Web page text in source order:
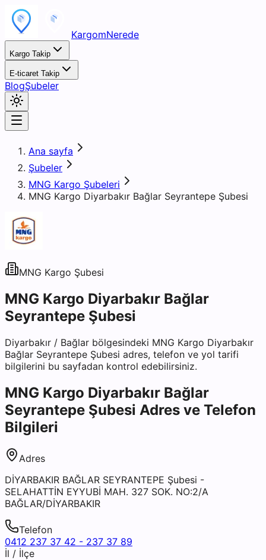
KargomNerede
Kargo Takip
E-ticaret Takip
BlogŞubeler
Ana sayfa
Şubeler
MNG Kargo Şubeleri
MNG Kargo Diyarbakır Bağlar Seyrantepe Şubesi
MNG Kargo Şubesi
MNG Kargo Diyarbakır Bağlar
Seyrantepe Şubesi
Diyarbakır / Bağlar bölgesindeki MNG Kargo Diyarbakır
Bağlar Seyrantepe Şubesi adres, telefon ve yol tarifi
bilgilerini bu sayfadan kontrol edebilirsiniz.
MNG Kargo Diyarbakır Bağlar
Seyrantepe Şubesi Adres ve Telefon
Bilgileri
Adres
DİYARBAKIR BAĞLAR SEYRANTEPE Şubesi -
SELAHATTİN EYYUBİ MAH. 327 SOK. NO:2/A
BAĞLAR/DİYARBAKIR
Telefon
0412 237 37 42 - 237 37 89
İl / İlçe